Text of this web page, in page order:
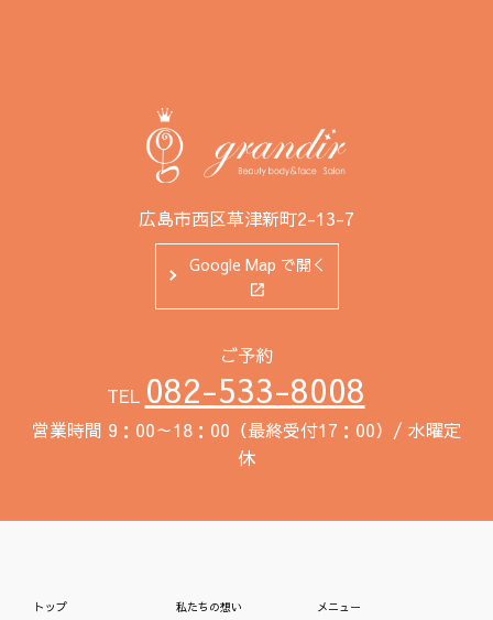
広島市西区草津新町2-13-7
Google Map で開く
ご予約
TEL 082-533-8008
営業時間 9：00～18：00（最終受付17：00）/ 水曜定
休
トップ 私たちの想い メニュー